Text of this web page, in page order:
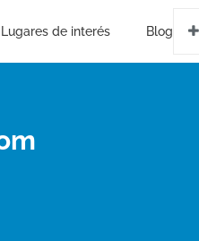
Lugares de interés Blog